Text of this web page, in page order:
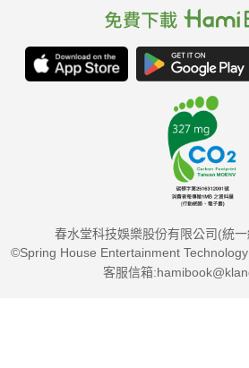
春水堂科技娛樂股份有限公司(統
©Spring House Entertainment
客服信箱